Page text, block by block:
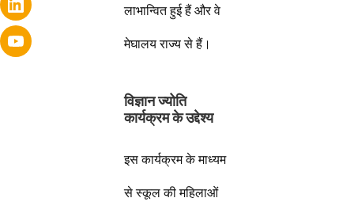
लाभान्वित हुई हैं और वे
मेघालय राज्य से हैं।
विज्ञान ज्योति
कार्यक्रम के उद्देश्य
इस कार्यक्रम के माध्यम
से स्कूल की महिलाओं